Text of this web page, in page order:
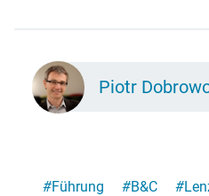
Piotr
#Führung #B&C #